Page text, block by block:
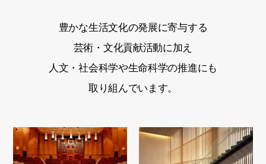
豊かな生活文化の発展に寄与する
芸術・文化貢献活動に加え
人文・社会科学や生命科学の推進にも
取り組んでいます。